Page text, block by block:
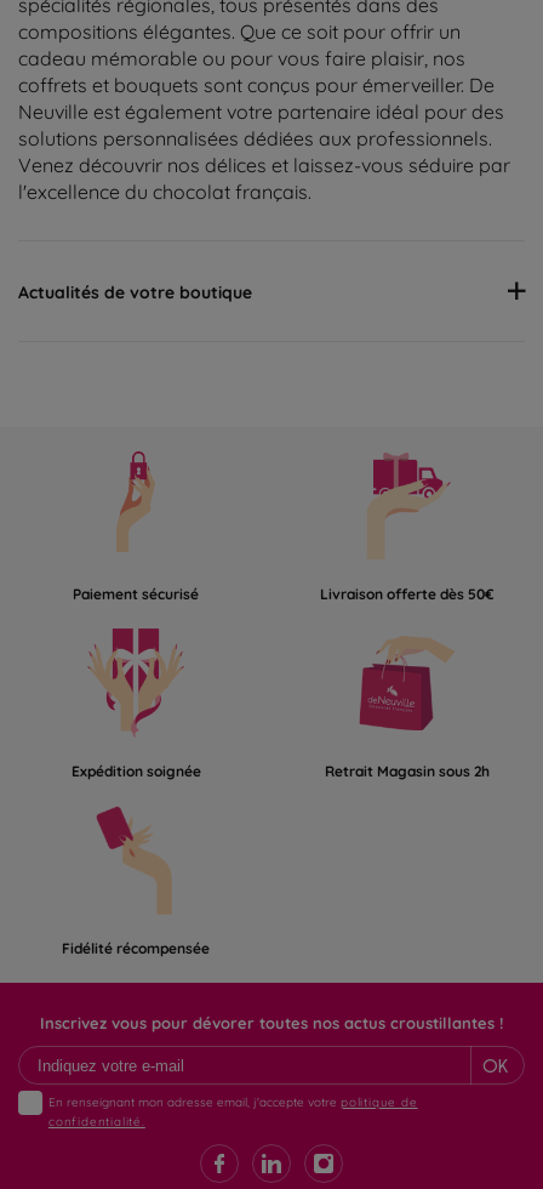
compositions élégantes. Que ce soit pour offrir un
cadeau mémorable ou pour vous faire plaisir, nos
coffrets et bouquets sont conçus pour émerveiller. De
Neuville est également votre partenaire idéal pour des
solutions personnalisées dédiées aux professionnels.
Venez découvrir nos délices et laissez-vous séduire par
l'excellence du chocolat français.
Actualités de votre boutique
Paiement sécurisé Livraison offerte dès 50€
Expédition soignée Retrait Magasin sous 2h
Fidélité récompensée
Inscrivez vous pour dévorer toutes nos actus croustillantes !
OK
En renseignant mon adresse email, j'accepte votre politique de
confidentialité.